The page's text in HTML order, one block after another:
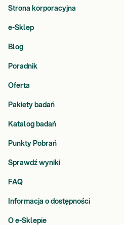
Strona korporacyjna
e-Sklep
Blog
Poradnik
Oferta
Pakiety badań
Katalog badań
Punkty Pobrań
Sprawdź wyniki
FAQ
Informacja o dostępności
O e-Sklepie